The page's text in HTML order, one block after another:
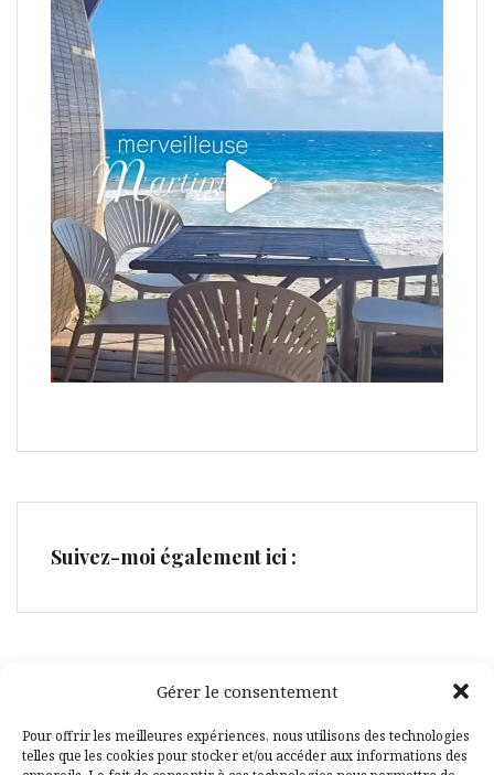
Gérer le consentement
Pour offrir les meilleures expériences, nous utilisons des technologies
telles que les cookies pour stocker et/ou accéder aux informations des
Suivez-moi également ici :
Facebook
Pinterest